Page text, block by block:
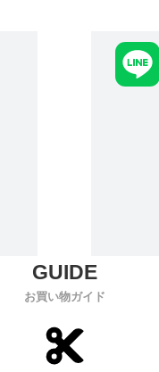
お買い物ガイド